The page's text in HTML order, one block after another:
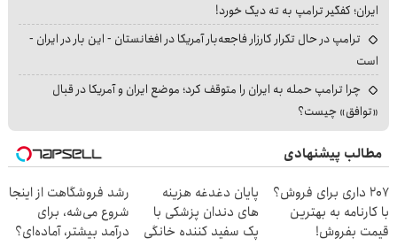
ایران؛ کفگیر ترامپ به ته دیگ خورد!
ترامپ در حال تکرار کارزار فاجعه‌بار آمریکا در افغانستان - این بار در ایران -
است
چرا ترامپ حمله به ایران را متوقف کرد؛ موضع ایران و آمریکا در قبال
«توافق» چیست؟
مطالب پیشنهادی
207 داری برای فروش؟
با کارنامه به بهترین
قیمت بفروش!
پایان دغدغه هزینه
های دندان پزشکی با
پک سفید کننده خانگی
رشد فروشگاهت از اینجا
شروع می‌شه، برای
درآمد بیشتر، آماده‌ای؟